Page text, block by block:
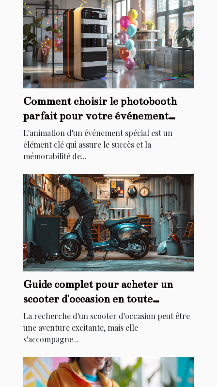
Comment choisir le photobooth
parfait pour votre événement
spécial
L'animation d'un événement spécial est un
élément clé qui assure le succès et la
mémorabilité de...
Guide complet pour acheter un
scooter d'occasion en toute
sécurité
La recherche d'un scooter d'occasion peut être
une aventure excitante, mais elle
s'accompagne...